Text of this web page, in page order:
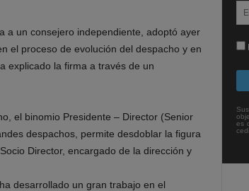
a un consejero independiente, adoptó ayer
el proceso de evolución del despacho y en
explicado la firma a través de un
el binomio Presidente – Director (Senior
despachos, permite desdoblar la figura
Director, encargado de la dirección y
desarrollado un gran trabajo en el
es